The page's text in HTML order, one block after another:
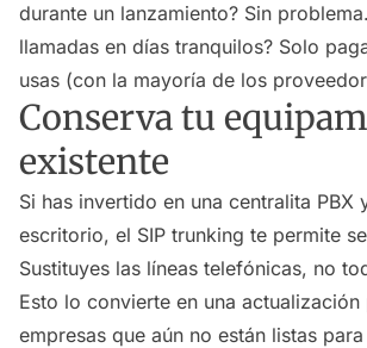
durante un lanzamiento? Sin
llamadas en días tranquilos? Solo
usas (con la mayoría de los
Conserva tu
existente
Si has invertido en una centralita PBX
escritorio, el SIP trunking te permite
Sustituyes las líneas telefónicas, no
Esto lo convierte en una
empresas que aún no están listas